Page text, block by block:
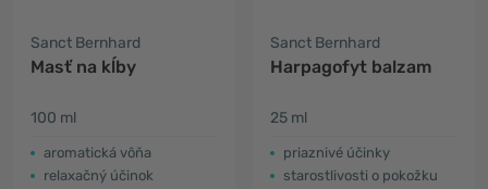
Sanct Bernhard
Masť na kĺby
100 ml
aromatická vôňa
relaxačný účinok
Sanct Bernhard
Harpagofyt balzam
25 ml
priaznivé účinky
starostlivosti o pokožku